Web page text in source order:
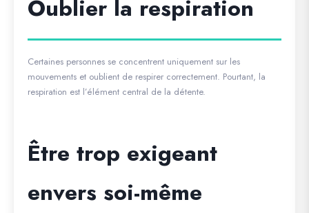
Oublier la respiration
Certaines personnes se concentrent uniquement sur les
mouvements et oublient de respirer correctement. Pourtant, la
respiration est l’élément central de la détente.
Être trop exigeant
envers soi-même